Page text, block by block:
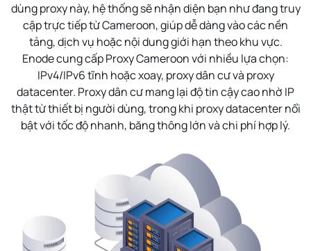
dùng proxy này, hệ thống sẽ nhận diện bạn như đang truy
cập trực tiếp từ Cameroon, giúp dễ dàng vào các nền
tảng, dịch vụ hoặc nội dung giới hạn theo khu vực.
Enode cung cấp Proxy Cameroon với nhiều lựa chọn:
IPv4/IPv6 tĩnh hoặc xoay, proxy dân cư và proxy
datacenter. Proxy dân cư mang lại độ tin cậy cao nhờ IP
thật từ thiết bị người dùng, trong khi proxy datacenter nổi
bật với tốc độ nhanh, băng thông lớn và chi phí hợp lý.